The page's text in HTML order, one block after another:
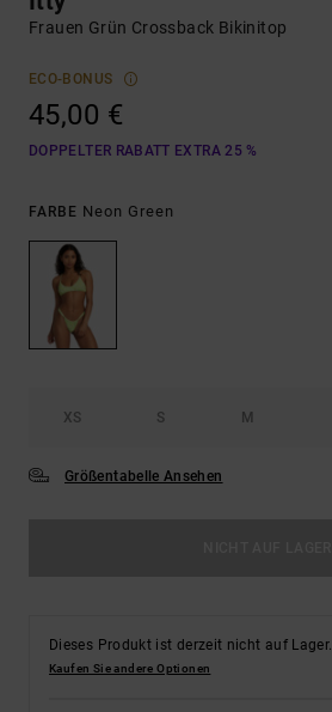
Frauen Grün Crossback Bikinitop
ECO-BONUS
45,00 €
DOPPELTER RABATT EXTRA 25 %
FARBE Neon Green
XS S M
Größentabelle Ansehen
Dieses Produkt ist derzeit nicht auf Lager.
Kaufen Sie andere Optionen